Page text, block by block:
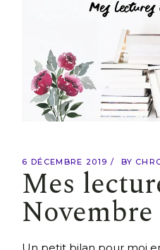
6 DÉCEMBRE 2019 BY
Mes